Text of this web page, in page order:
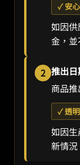
✓ 安
如因
金，並
2 推出
商品
✓ 透
如因
新情況